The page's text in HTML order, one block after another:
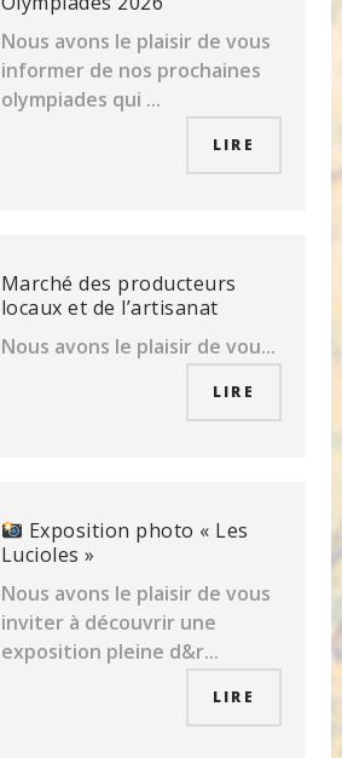
Nous avons le plaisir de vous
informer de nos prochaines
olympiades qui ...
LIRE
Marché des producteurs
locaux et de l’artisanat
Nous avons le plaisir de vou...
LIRE
Exposition photo « Les
Lucioles »
Nous avons le plaisir de vous
inviter à découvrir une
exposition pleine d&r...
LIRE